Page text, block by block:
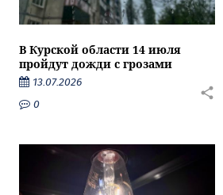
В Курской области 14 июля
пройдут дожди с грозами
13.07.2026
0